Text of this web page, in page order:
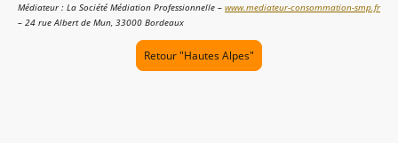
Médiateur : La Société Médiation Professionnelle – www.mediateur-consommation-smp.fr
– 24 rue Albert de Mun, 33000 Bordeaux
Retour "Hautes Alpes"